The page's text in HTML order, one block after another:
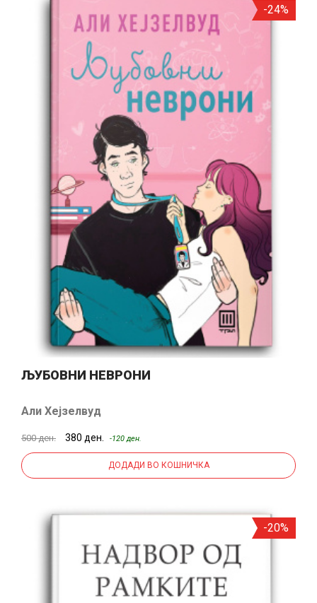
-24%
ЉУБОВНИ НЕВРОНИ
Али Хејзелвуд
500 ден. 380 ден. -120 ден.
ДОДАДИ ВО КОШНИЧКА
-20%